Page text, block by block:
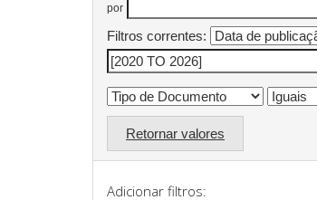
por
Filtros correntes:
Retornar valores
Adicionar filtros: